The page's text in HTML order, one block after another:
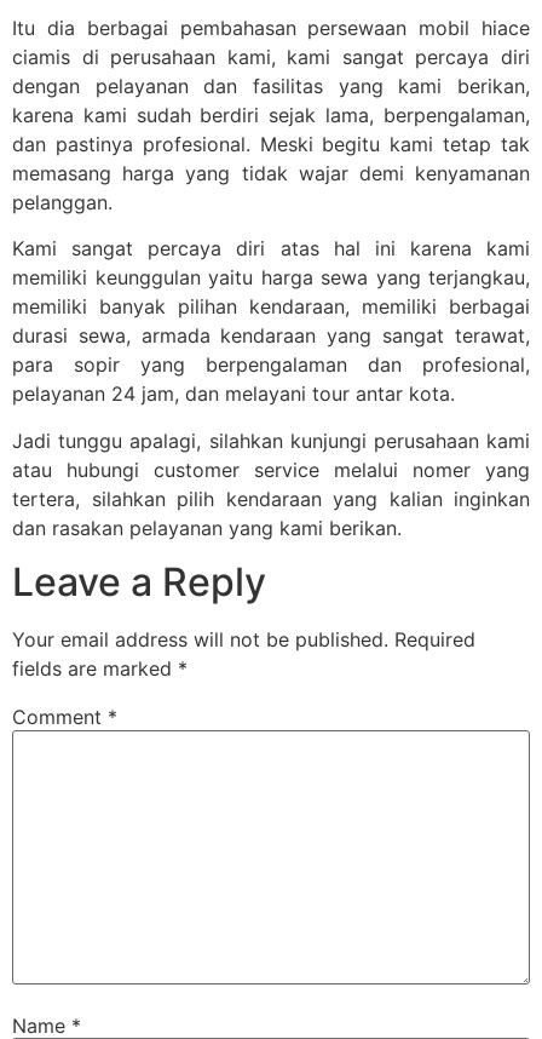
Itu dia berbagai pembahasan persewaan mobil hiace
ciamis di perusahaan kami, kami sangat percaya diri
dengan pelayanan dan fasilitas yang kami berikan,
karena kami sudah berdiri sejak lama, berpengalaman,
dan pastinya profesional. Meski begitu kami tetap tak
memasang harga yang tidak wajar demi kenyamanan
pelanggan.
Kami sangat percaya diri atas hal ini karena kami
memiliki keunggulan yaitu harga sewa yang terjangkau,
memiliki banyak pilihan kendaraan, memiliki berbagai
durasi sewa, armada kendaraan yang sangat terawat,
para sopir yang berpengalaman dan profesional,
pelayanan 24 jam, dan melayani tour antar kota.
Jadi tunggu apalagi, silahkan kunjungi perusahaan kami
atau hubungi customer service melalui nomer yang
tertera, silahkan pilih kendaraan yang kalian inginkan
dan rasakan pelayanan yang kami berikan.
Leave a Reply
Your email address will not be published. Required
fields are marked *
Comment *
Name *